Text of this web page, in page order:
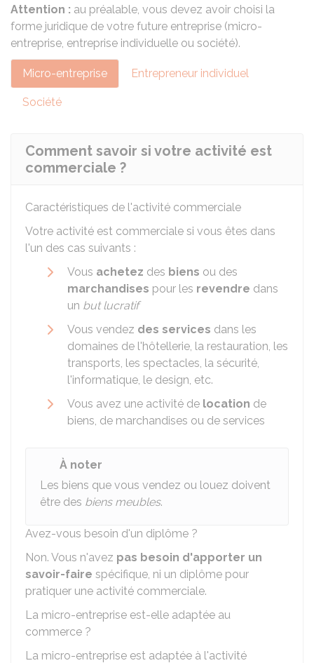
Attention : au préalable, vous devez avoir choisi la
forme juridique de votre future entreprise (micro-
entreprise, entreprise individuelle ou société).
Micro-entreprise Entrepreneur individuel
Société
Comment savoir si votre activité est
commerciale ?
Caractéristiques de l'activité commerciale
Votre activité est commerciale si vous êtes dans
l'un des cas suivants :
Vous achetez des biens ou des
marchandises pour les revendre dans
un but lucratif
Vous vendez des services dans les
domaines de l'hôtellerie, la restauration, les
transports, les spectacles, la sécurité,
l'informatique, le design, etc.
Vous avez une activité de location de
biens, de marchandises ou de services
À noter
Les biens que vous vendez ou louez doivent
être des biens meubles.
Avez-vous besoin d'un diplôme ?
Non. Vous n'avez pas besoin d'apporter un
savoir-faire spécifique, ni un diplôme pour
pratiquer une activité commerciale.
La micro-entreprise est-elle adaptée au
commerce ?
La micro-entreprise est adaptée à l'activité